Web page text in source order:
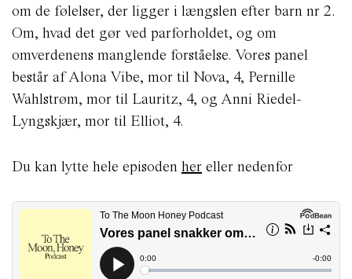
om de følelser, der ligger i længslen efter barn nr 2.
Om, hvad det gør ved parforholdet, og om
omverdenens manglende forståelse. Vores panel
består af Alona Vibe, mor til Nova, 4, Pernille
Wahlstrøm, mor til Lauritz, 4, og Anni Riedel-
Lyngskjær, mor til Elliot, 4.
Du kan lytte hele episoden her eller nedenfor